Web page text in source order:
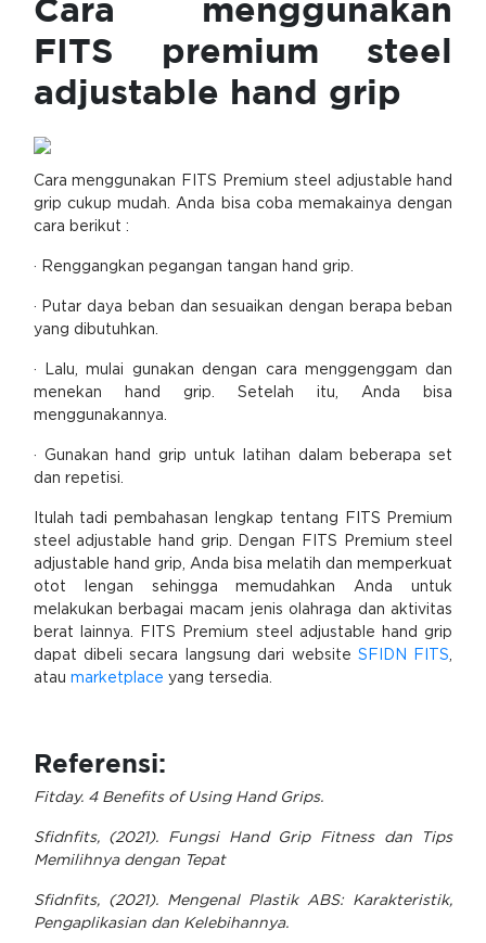
Cara menggunakan
FITS premium steel
adjustable hand grip
Cara menggunakan FITS Premium steel adjustable hand
grip cukup mudah. Anda bisa coba memakainya dengan
cara berikut :
· Renggangkan pegangan tangan hand grip.
· Putar daya beban dan sesuaikan dengan berapa beban
yang dibutuhkan.
· Lalu, mulai gunakan dengan cara menggenggam dan
menekan hand grip. Setelah itu, Anda bisa
menggunakannya.
· Gunakan hand grip untuk latihan dalam beberapa set
dan repetisi.
Itulah tadi pembahasan lengkap tentang FITS Premium
steel adjustable hand grip. Dengan FITS Premium steel
adjustable hand grip, Anda bisa melatih dan memperkuat
otot lengan sehingga memudahkan Anda untuk
melakukan berbagai macam jenis olahraga dan aktivitas
berat lainnya. FITS Premium steel adjustable hand grip
dapat dibeli secara langsung dari website SFIDN FITS,
atau marketplace yang tersedia.
Referensi:
Fitday. 4 Benefits of Using Hand Grips.
Sfidnfits, (2021). Fungsi Hand Grip Fitness dan Tips
Memilihnya dengan Tepat
Sfidnfits, (2021). Mengenal Plastik ABS: Karakteristik,
Pengaplikasian dan Kelebihannya.